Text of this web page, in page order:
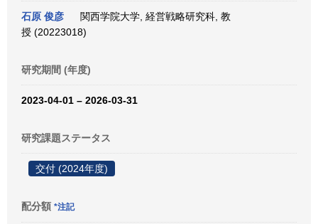
石原 俊彦
関西学院大学, 経営戦略研究科, 教
授 (20223018)
研究期間 (年度)
2023-04-01 – 2026-03-31
研究課題ステータス
交付 (2024年度)
配分額 *注記